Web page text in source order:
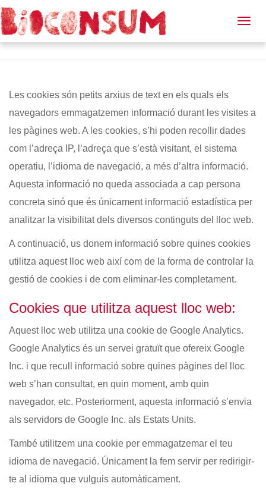
Política de cookies
Les cookies són petits arxius de text en els quals els
navegadors emmagatzemen informació durant les visites a
les pàgines web. A les cookies, s’hi poden recollir dades
com l’adreça IP, l’adreça que s’està visitant, el sistema
operatiu, l’idioma de navegació, a més d’altra informació.
Aquesta informació no queda associada a cap persona
concreta sinó que és únicament informació estadística per
analitzar la visibilitat dels diversos continguts del lloc web.
A continuació, us donem informació sobre quines cookies
utilitza aquest lloc web així com de la forma de controlar la
gestió de cookies i de com eliminar-les completament.
Cookies que utilitza aquest lloc web:
Aquest lloc web utilitza una cookie de Google Analytics.
Google Analytics és un servei gratuït que ofereix Google
Inc. i que recull informació sobre quines pàgines del lloc
web s’han consultat, en quin moment, amb quin
navegador, etc. Posteriorment, aquesta informació s’envia
als servidors de Google Inc. als Estats Units.
També utilitzem una cookie per emmagatzemar el teu
idioma de navegació. Únicament la fem servir per redirigir-
te al idioma que vulguis automàticament.